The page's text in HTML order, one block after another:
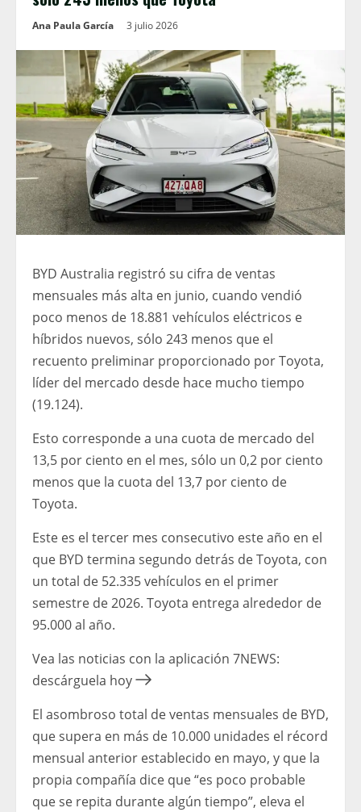
Ana Paula García 3 julio 2026
BYD Australia registró su cifra de ventas
mensuales más alta en junio, cuando vendió
poco menos de 18.881 vehículos eléctricos e
híbridos nuevos, sólo 243 menos que el
recuento preliminar proporcionado por Toyota,
líder del mercado desde hace mucho tiempo
(19.124).
Esto corresponde a una cuota de mercado del
13,5 por ciento en el mes, sólo un 0,2 por ciento
menos que la cuota del 13,7 por ciento de
Toyota.
Este es el tercer mes consecutivo este año en el
que BYD termina segundo detrás de Toyota, con
un total de 52.335 vehículos en el primer
semestre de 2026. Toyota entrega alrededor de
95.000 al año.
Vea las noticias con la aplicación 7NEWS:
descárguela hoy
El asombroso total de ventas mensuales de BYD,
que supera en más de 10.000 unidades el récord
mensual anterior establecido en mayo, y que la
propia compañía dice que “es poco probable
que se repita durante algún tiempo”, eleva el